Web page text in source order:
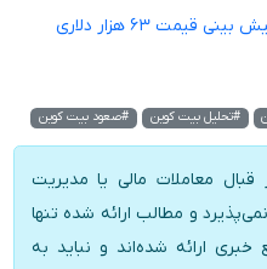
ماتریکس پورت: پیش بینی قیمت ۶۳ هزار دلاری
#تحلیل بیت کوین #صعود بیت کوین
معاملات مالی یا مدیریت
و مطالب ارائه شده تنها
خبری ارائه شده‌اند و نباید به